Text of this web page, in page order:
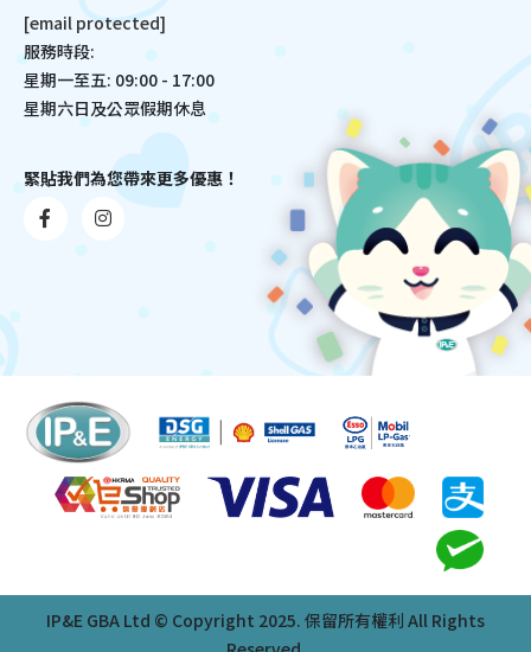
[email protected]
服務時段:
星期一至五: 09:00 - 17:00
星期六日及公眾假期休息
緊貼我們為您帶來更多優惠！
IP&E GBA Ltd © Copyright 2025. 保留所有權利 All Rights